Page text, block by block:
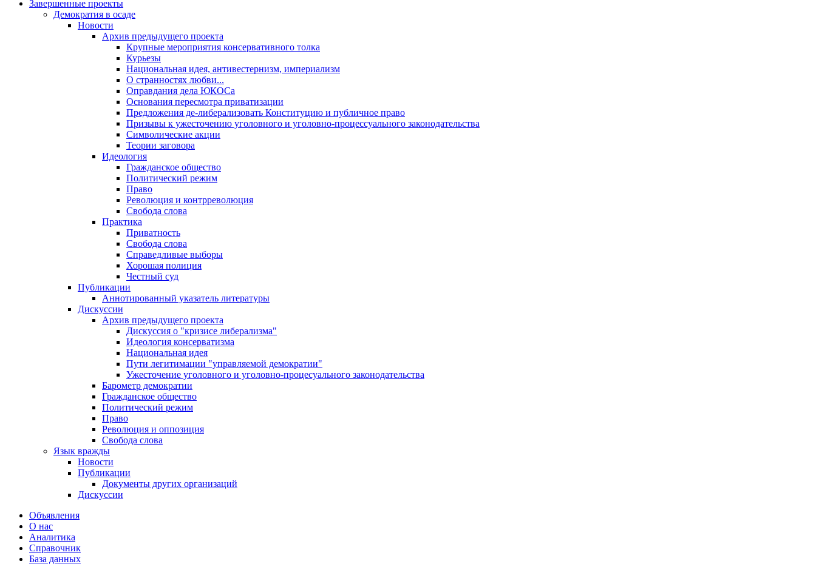
Завершенные проекты
Демократия в осаде
Новости
Архив предыдущего проекта
Крупные мероприятия консервативного толка
Курьезы
Национальная идея, антивестернизм, империализм
О странностях любви...
Оправдания дела ЮКОСа
Основания пересмотра приватизации
Предложения де-либерализовать Конституцию и публичное право
Призывы к ужесточению уголовного и уголовно-процессуального законодательства
Символические акции
Теории заговора
Идеология
Гражданское общество
Политический режим
Право
Революция и контрреволюция
Свобода слова
Практика
Приватность
Свобода слова
Справедливые выборы
Хорошая полиция
Честный суд
Публикации
Аннотированный указатель литературы
Дискуссии
Архив предыдущего проекта
Дискуссия о "кризисе либерализма"
Идеология консерватизма
Национальная идея
Пути легитимации "управляемой демократии"
Ужесточение уголовного и уголовно-процесуального законодательства
Барометр демократии
Гражданское общество
Политический режим
Право
Революция и оппозиция
Свобода слова
Язык вражды
Новости
Публикации
Документы других организаций
Дискуссии
Объявления
О нас
Аналитика
Справочник
База данных